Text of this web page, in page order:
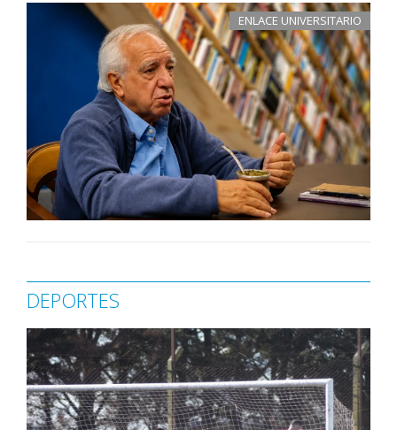
ENLACE UNIVERSITARIO
DEPORTES